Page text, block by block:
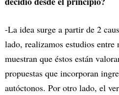
-La idea surge a partir de 2
lado, realizamos estudios entre
muestran que éstos están
propuestas que incorporan
autóctonos. Por otro lado, el